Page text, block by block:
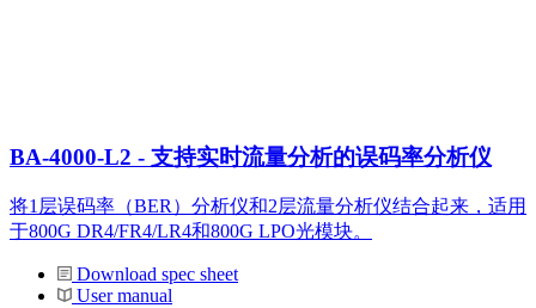
BA-4000-L2 - 支持实时流量分析的误码率分析仪
将1层误码率（BER）分析仪和2层流量分析仪结合起来，适用
于800G DR4/FR4/LR4和800G LPO光模块。
Download spec sheet
User manual